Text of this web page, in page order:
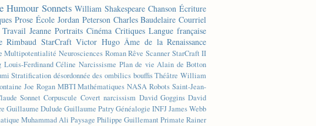
Humour Sonnets William Shakespeare Chanson Écriture
Prose École Jordan Peterson Charles Baudelaire Courriel
Travail Jeanne Portraits Cinéma Critiques Langue française
Rimbaud StarCraft Victor Hugo Âme de la Renaissance
Multipotentialité Neurosciences Roman Rêve Scanner StarCraft II
Louis-Ferdinand Céline Narcissisme Plan de vie Alain de Botton
Stratification désordonnée des ombilics bouffis Théâtre William
Joe Rogan MBTI Mathématiques NASA Robots Saint-Jean-
Sonnet Corpuscule Covert narcissism David Goggins David
Guillaume Dulude Guillaume PatryGénéalogie INFJJames Webb
Muhammad Ali Paysage Philippe Guillemant Primate Rainer